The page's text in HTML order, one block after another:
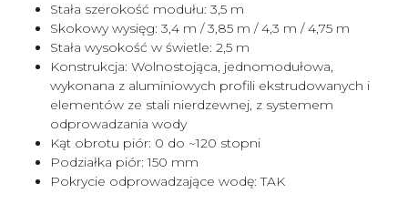
Stała szerokość modułu: 3,5 m
Skokowy wysięg: 3,4 m / 3,85 m / 4,3 m / 4,75 m
Stała wysokość w świetle: 2,5 m
Konstrukcja: Wolnostojąca, jednomodułowa,
wykonana z aluminiowych profili ekstrudowanych i
elementów ze stali nierdzewnej, z systemem
odprowadzania wody
Kąt obrotu piór: 0 do ~120 stopni
Podziałka piór: 150 mm
Pokrycie odprowadzające wodę: TAK